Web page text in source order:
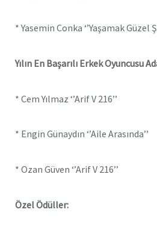
* Yasemin Conka ‘’Yaşamak Güzel
Yılın En Başarılı Erkek Oyuncusu
* Cem Yılmaz ‘’Arif V 216’’
* Engin Günaydın ‘’Aile Arasında’’
* Ozan Güven ‘’Arif V 216’’
Özel Ödüller: